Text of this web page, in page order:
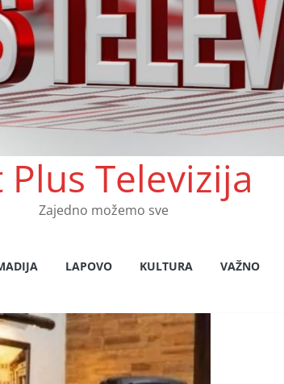
Plus Televizija
Zajedno možemo sve
LAPOVO KULTURA VAŽNO